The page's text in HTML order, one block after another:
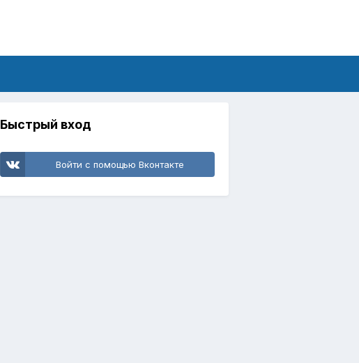
Быстрый вход
Войти с помощью Вконтакте